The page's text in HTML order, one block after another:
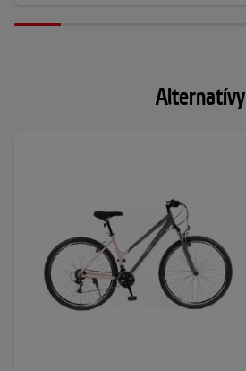
Alternatívy